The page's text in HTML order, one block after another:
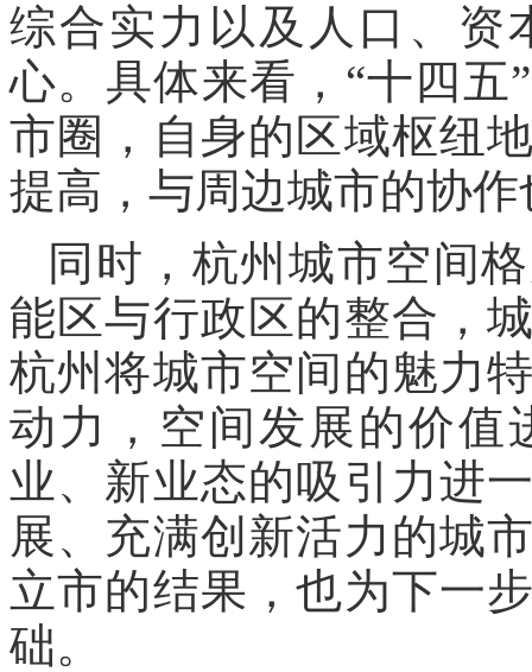
综合实力以及人口、资
心。具体来看，“十四
市圈，自身的区域枢纽
提高，与周边城市的协
同时，杭州城市空间
能区与行政区的整合，
杭州将城市空间的魅力
动力，空间发展的价值
业、新业态的吸引力进
展、充满创新活力的城
立市的结果，也为下一
础。